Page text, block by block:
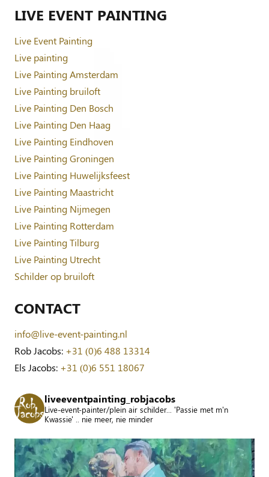
LIVE EVENT PAINTING
Live Event Painting
Live painting
Live Painting Amsterdam
Live Painting bruiloft
Live Painting Den Bosch
Live Painting Den Haag
Live Painting Eindhoven
Live Painting Groningen
Live Painting Huwelijksfeest
Live Painting Maastricht
Live Painting Nijmegen
Live Painting Rotterdam
Live Painting Tilburg
Live Painting Utrecht
Schilder op bruiloft
CONTACT
info@live-event-painting.nl
Rob Jacobs: +31 (0)6 488 13314
Els Jacobs: +31 (0)6 551 18067
liveeventpainting_robjacobs
Live-event-painter/plein air schilder... 'Passie met m'n
Kwassie' .. nie meer, nie minder